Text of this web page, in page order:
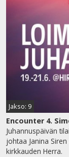
Jakso: 9
Encounter 4.
Juhannuspäivän
johtaa Janina
kirkkauden Herra.